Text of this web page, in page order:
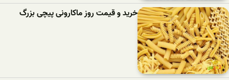
خرید و قیمت روز ماکارونی پیچی بزرگ